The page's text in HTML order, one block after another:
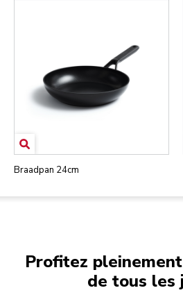
Braadpan 24cm
Profitez
de tous les